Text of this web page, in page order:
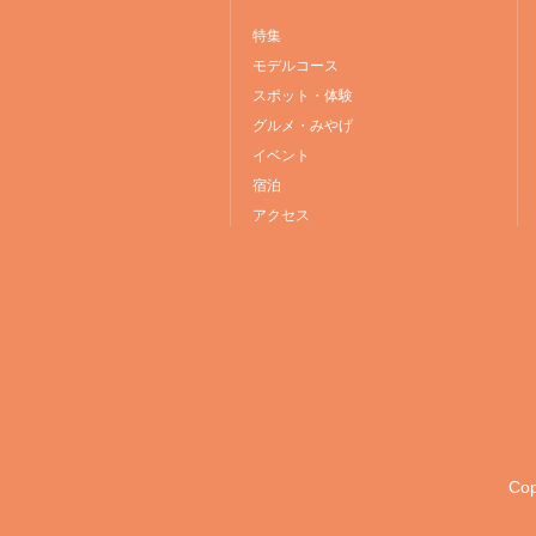
特集
モデルコース
スポット・体験
グルメ・みやげ
イベント
宿泊
アクセス